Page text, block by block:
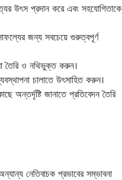
উৎস প্রদান করে এবং সহযোগিতাকে
জন্য সবচেয়ে গুরুত্বপূর্ণ
তৈরি ও নথিভুক্ত করুন।
চালাতে উৎসাহিত করুন।
অন্তর্দৃষ্টি জানাতে প্রতিবেদন তৈরি
নেতিবাচক প্রভাবের সম্ভাবনা